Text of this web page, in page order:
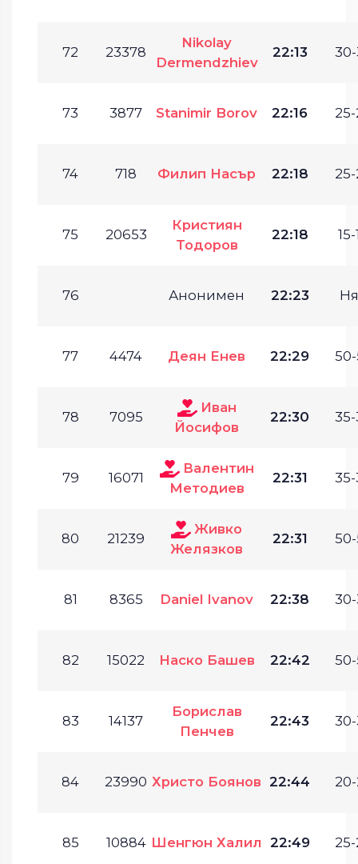
72 23378
Nikolay
Dermendzhiev
22:13 30-
73 3877 Stanimir Borov 22:16 25-
74 718 Филип Насър 22:18 25-
75 20653
Кристиян
Тодоров
22:18 15-
76 Анонимен 22:23
77 4474 Деян Енев 22:29 50-
78 7095
Иван
Йосифов
22:30 35-
79 16071
Валентин
Методиев
22:31 35-
80 21239
Живко
Желязков
22:31 50-
81 8365 Daniel Ivanov 22:38 30-
82 15022 Наско Башев 22:42 50-
83 14137
Борислав
Пенчев
22:43 30-
84 23990 Христо Боянов 22:44 20-
85 10884 Шенгюн Халил 22:49 25-